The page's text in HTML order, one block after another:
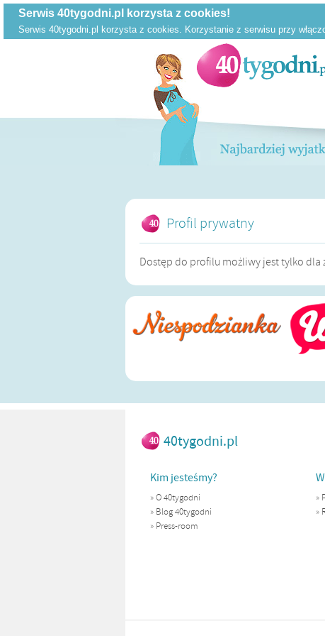
Profil prywatny
Dostęp do profilu możliwy jest tylko
40tygodni.pl
Kim jesteśmy?
»O 40tygodni
» Blog 40tygodni
» Press-room
»
»